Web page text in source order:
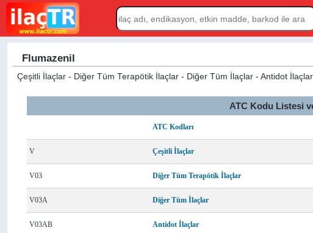
Flumazenil
Çeşitli İlaçlar - Diğer Tüm Terapötik İlaçlar - Diğer Tüm İlaçlar - Antidot
ATC Kodu Listesi
ATC Kodları
V Çeşitli İlaçlar
V03 Diğer Tüm Terapötik İlaçlar
V03A Diğer Tüm İlaçlar
V03AB Antidot İlaçlar